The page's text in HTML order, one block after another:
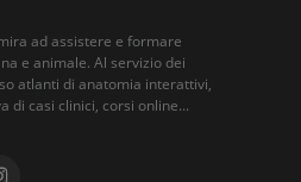
ad assistere e formare
e animale. Al servizio dei
atlanti di anatomia interattivi,
di casi clinici, corsi online...